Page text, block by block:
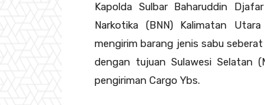
Kapolda Sulbar Baharuddin
Narkotika (BNN) Kalimatan
mengirim barang jenis sabu
dengan tujuan Sulawesi Selatan
pengiriman Cargo Ybs.